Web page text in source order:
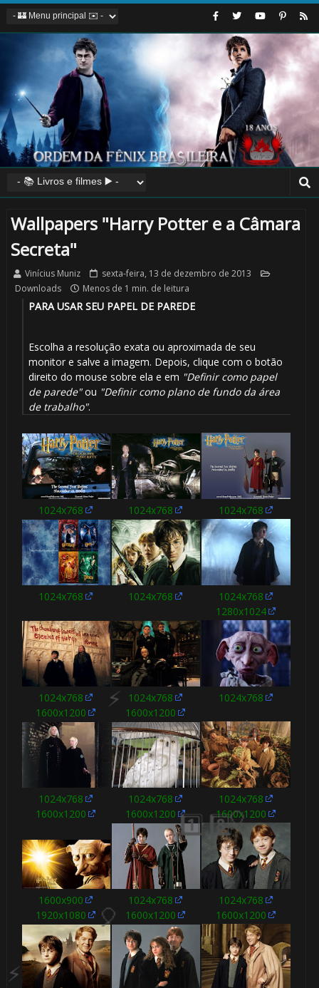
Wallpapers "Harry Potter e a Câmara
Secreta"
Vinícius Muniz
sexta-feira, 13 de dezembro de 2013
Downloads
Menos de 1 min. de leitura
PARA USAR SEU PAPEL DE PAREDE
Escolha a resolução exata ou aproximada de seu
monitor e salve a imagem. Depois, clique com o botão
direito do mouse sobre ela e em "Definir como papel
de parede"ou "Definir como plano de fundo da área
de trabalho".
1024x768 1024x768 1024x768
1024x768 1024x768
1024x768
1280x1024
1024x768
1600x1200
1024x768
1600x1200
1024x768
1024x768
1600x1200
1024x768
1600x1200
1024x768
1600x1200
1600x900
1920x1080
1024x768
1600x1200
1024x768
1600x1200
1️⃣ 8️⃣
⚡
🎈
⚡
1️⃣ 8️⃣
🎂